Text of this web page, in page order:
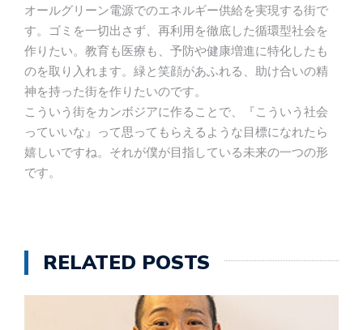
オールグリーン電源でのエネルギー供給を実現する街で
す。ゴミを一切出さず、再利用を徹底した循環型社会を
作りたい。教育も医療も、予防や健康増進に特化したも
のを取り入れます。緑と笑顔があふれる、助け合いの精
神を持った街を作りたいのです。
こういう街をカンボジアに作ることで、『こういう社会
っていいな』って思ってもらえるような目標になれたら
嬉しいですね。それが僕が目指している未来の一つの形
です。
RELATED POSTS